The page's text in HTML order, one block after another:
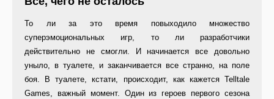
То ли за это время повыходило множество
суперэмоциональных игр, то ли разработчики
действительно не смогли. И начинается все довольно
уныло, в туалете, и заканчивается все странно, на поле
боя. В туалете, кстати, происходит, как кажется Telltale
Games, важный момент. Один из героев первого сезона